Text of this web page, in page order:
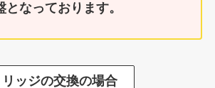
なっております。
ッジの交換の場合